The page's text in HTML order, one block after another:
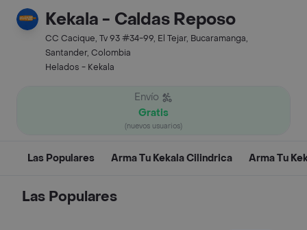
Kekala - Caldas Reposo
CC Cacique, Tv 93 #34-99, El Tejar, Bucaramanga,
Santander, Colombia
Helados - Kekala
Envío
Gratis
(nuevos usuarios)
Las Populares Arma Tu Kekala Cilindrica Arma Tu
Las Populares